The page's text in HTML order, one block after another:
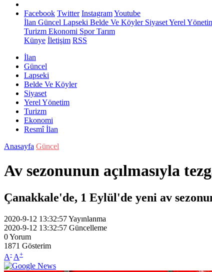
Facebook Twitter InstagramYoutube
İlan Güncel Lapseki Belde Ve KöylerSiyasetYerel
Turizm Ekonomi SporTarım
Künye İletişim RSS
İlan
Güncel
Lapseki
Belde Ve Köyler
Siyaset
Yerel Yönetim
Turizm
Ekonomi
Resmî İlan
Anasayfa Güncel
Av sezonunun açılmasıyla
Çanakkale'de, 1 Eylül'de yeni av
2020-9-12 13:32:57Yayınlanma
2020-9-12 13:32:57 Güncelleme
0Yorum
1871 Gösterim
A- A+